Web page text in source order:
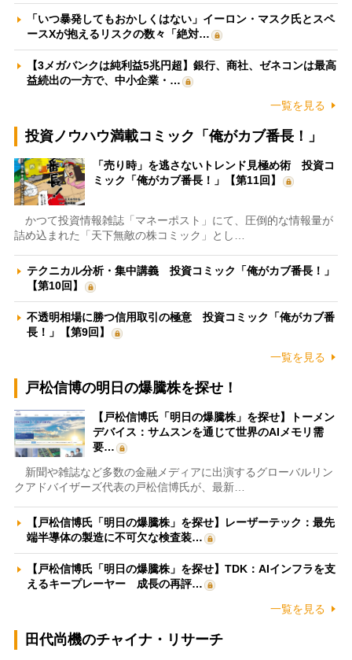
「いつ暴発してもおかしくはない」イーロン・マスク氏とスペ
ースXが抱えるリスクの数々「絶対…
【3メガバンクは純利益5兆円超】銀行、商社、ゼネコンは最高
益続出の一方で、中小企業・…
一覧を見る
投資ノウハウ満載コミック「俺がカブ番長！」
「売り時」を逃さないトレンド見極め術 投資コ
ミック「俺がカブ番長！」【第11回】
かつて投資情報雑誌「マネーポスト」にて、圧倒的な情報量が
詰め込まれた「天下無敵の株コミック」とし…
テクニカル分析・集中講義 投資コミック「俺がカブ番長！」
【第10回】
不透明相場に勝つ信用取引の極意 投資コミック「俺がカブ番
長！」【第9回】
一覧を見る
戸松信博の明日の爆騰株を探せ！
【戸松信博氏「明日の爆騰株」を探せ】トーメン
デバイス：サムスンを通じて世界のAIメモリ需
要…
新聞や雑誌など多数の金融メディアに出演するグローバルリン
クアドバイザーズ代表の戸松信博氏が、最新…
【戸松信博氏「明日の爆騰株」を探せ】レーザーテック：最先
端半導体の製造に不可欠な検査装…
【戸松信博氏「明日の爆騰株」を探せ】TDK：AIインフラを支
えるキープレーヤー 成長の再評…
一覧を見る
田代尚機のチャイナ・リサーチ